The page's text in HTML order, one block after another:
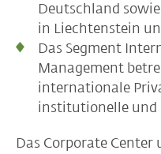
Deutschland
in Liechtenstein
Das Segment
Management
internationale
institutionelle und
Das Corporate